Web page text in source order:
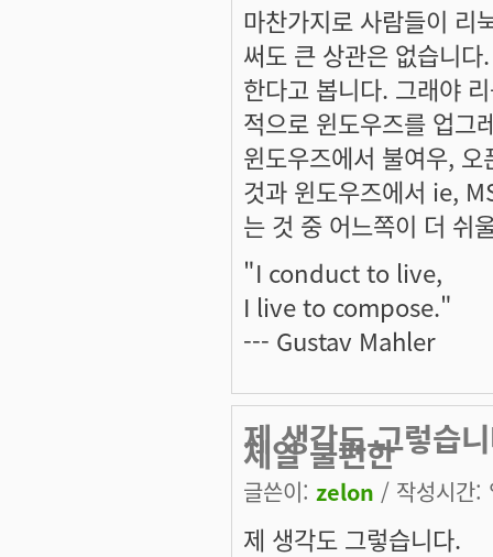
마찬가지로 사람들이 리
써도 큰 상관은 없습니
한다고 봅니다. 그래야
적으로 윈도우즈를 업그
윈도우즈에서 불여우,
것과 윈도우즈에서 ie,
는 것 중 어느쪽이 더 쉬
"I conduct to live,
I live to compose."
--- Gustav Mahler
제 생각도 그렇습
제일 불편한
글쓴이: zelon / 작성시간
제 생각도 그렇습니다.